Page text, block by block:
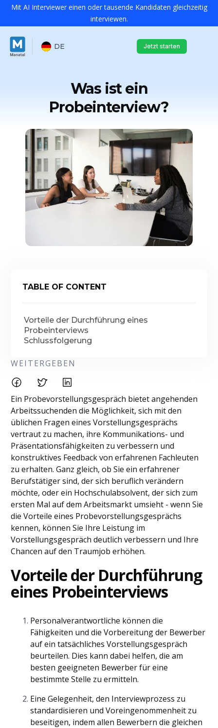
Mit AI Interviewer einen oder tausende Kandidaten gleichzeitig
interviewen.
DE Jetzt starten
Was ist ein
Probeinterview?
TABLE OF CONTENT
Vorteile der Durchführung eines
Probeinterviews
Schlussfolgerung
WEITERGEBEN
Ein Probevorstellungsgespräch bietet angehenden
Arbeitssuchenden die Möglichkeit, sich mit den
üblichen Fragen eines Vorstellungsgesprächs
vertraut zu machen, ihre Kommunikations- und
Präsentationsfähigkeiten zu verbessern und
konstruktives Feedback von erfahrenen Fachleuten
zu erhalten. Ganz gleich, ob Sie ein erfahrener
Berufstätiger sind, der sich beruflich verändern
möchte, oder ein Hochschulabsolvent, der sich zum
ersten Mal auf dem Arbeitsmarkt umsieht - wenn Sie
die Vorteile eines Probevorstellungsgesprächs
kennen, können Sie Ihre Leistung im
Vorstellungsgespräch deutlich verbessern und Ihre
Chancen auf den Traumjob erhöhen.
Vorteile der Durchführung
eines Probeinterviews
Personalverantwortliche können die
Fähigkeiten und die Vorbereitung der Bewerber
auf ein tatsächliches Vorstellungsgespräch
beurteilen. Dies kann dabei helfen, die am
besten geeigneten Bewerber für eine
bestimmte Stelle zu ermitteln.
Eine Gelegenheit, den Interviewprozess zu
standardisieren und Voreingenommenheit zu
beseitigen, indem allen Bewerbern die gleichen